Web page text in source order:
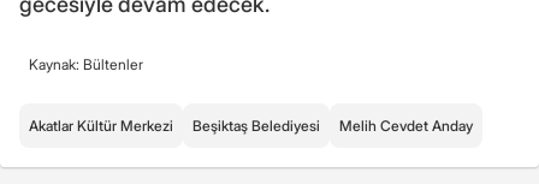
Kaynak: Bültenler
Akatlar Kültür Merkezi Beşiktaş Belediyesi Melih Cevdet Anday